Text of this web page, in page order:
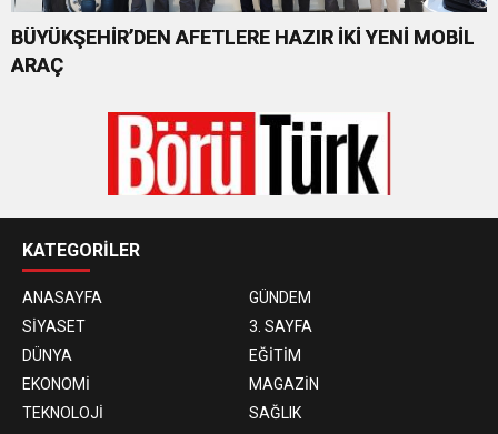
BÜYÜKŞEHİR’DEN AFETLERE HAZIR İKİ YENİ MOBİL
ARAÇ
KATEGORİLER
ANASAYFA
GÜNDEM
SİYASET
3. SAYFA
DÜNYA
EĞİTİM
EKONOMİ
MAGAZİN
TEKNOLOJİ
SAĞLIK